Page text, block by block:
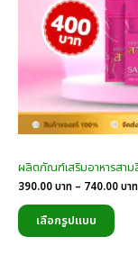
ผลิตภัณฑ์เสริมอาหารสา
390.00บาท – 740.00บาท
เลือกรูปแบบ